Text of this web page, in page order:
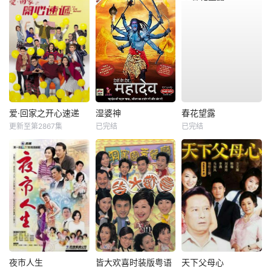
爱·回家之开心速递
更新至第2867集
湿婆神
已完结
春花望露
已完结
夜市人生 皆大欢喜时装版粤语 天下父母心